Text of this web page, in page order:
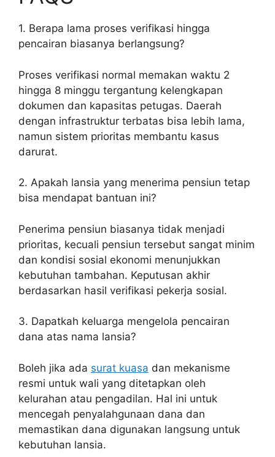
1. Berapa lama proses verifikasi hingga
pencairan biasanya berlangsung?
Proses verifikasi normal memakan waktu 2
hingga 8 minggu tergantung kelengkapan
dokumen dan kapasitas petugas. Daerah
dengan infrastruktur terbatas bisa lebih lama,
namun sistem prioritas membantu kasus
darurat.
2. Apakah lansia yang menerima pensiun tetap
bisa mendapat bantuan ini?
Penerima pensiun biasanya tidak menjadi
prioritas, kecuali pensiun tersebut sangat minim
dan kondisi sosial ekonomi menunjukkan
kebutuhan tambahan. Keputusan akhir
berdasarkan hasil verifikasi pekerja sosial.
3. Dapatkah keluarga mengelola pencairan
dana atas nama lansia?
Boleh jika ada surat kuasa dan mekanisme
resmi untuk wali yang ditetapkan oleh
kelurahan atau pengadilan. Hal ini untuk
mencegah penyalahgunaan dana dan
memastikan dana digunakan langsung untuk
kebutuhan lansia.